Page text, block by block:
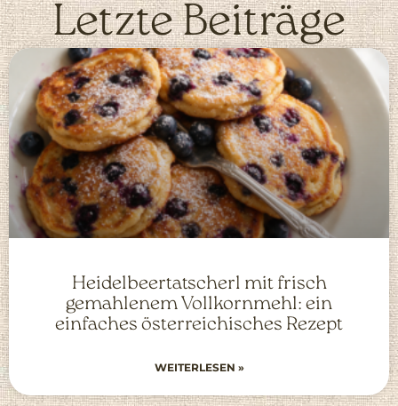
Letzte Beiträge
Heidelbeertatscherl mit frisch
gemahlenem Vollkornmehl: ein
einfaches österreichisches Rezept
WEITERLESEN »